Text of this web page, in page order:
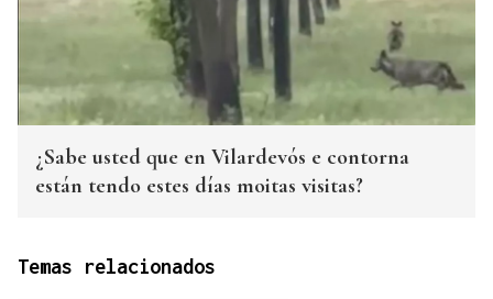
¿Sabe usted que en Vilardevós e contorna
están tendo estes días moitas visitas?
Temas relacionados